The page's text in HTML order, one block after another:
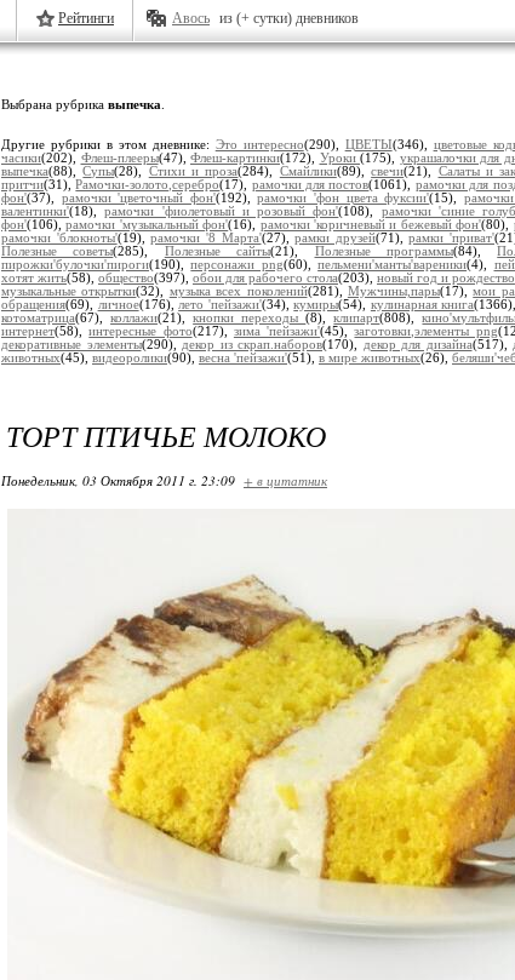
Рейтинги Авось из (+ сутки) дневников
Выбрана рубрика выпечка
Другие рубрики в этом дневнике: Это интересно(290), ЦВЕТЫ(346), цветовые
часики(202), Флеш-плееры(47), Флеш-картинки(172), Уроки (175), украшалочки для
выпечка(88),Супы(28), Стихи и проза(284), Смайлики(89),свечи(21), Салаты и
притчи(31),Рамочки-золото,серебро(17), рамочки для постов(1061), рамочки для
фон'(37), рамочки 'цветочный фон'(192),рамочки 'фон цвета фуксии'(15),
валентинки'(18),рамочки 'фиолетовый и розовый фон'(108), рамочки 'синие
фон'(106),рамочки 'музыкальный фон'(16), рамочки 'коричневый и бежевый фон'(80),
рамочки 'блокноты'(19),рамочки '8 Марта'(27),рамки друзей(71),рамки 'приват'
Полезные советы(285), Полезные сайты(21), Полезные программы(84),
пирожки'булочки'пироги(190),персонажи png(60),пельмени'манты'вареники(4),
хотят жить(58), общество(397), обои для рабочего стола(203), новый год и рождество
музыкальные открытки(32), музыка всех поколений(281), Мужчины,пары(17),мои
обращения(69), личное(176), лето 'пейзажи'(34),кумиры(54), кулинарная книга
котоматрица(67),коллажи(21),кнопки переходы(8),клипарт(808),
интернет(58),интересные фото(217), зима 'пейзажи'(45),заготовки,элементы png
декоративные элементы(290), декор из скрап.наборов(170), декор для дизайна(517),
животных(45), видеоролики(90), весна 'пейзажи'(51), в мире животных(26),
ТОРТ ПТИЧЬЕ МОЛОКО
Понедельник, 03 Октября 2011 г. 23:09 + в цитатник